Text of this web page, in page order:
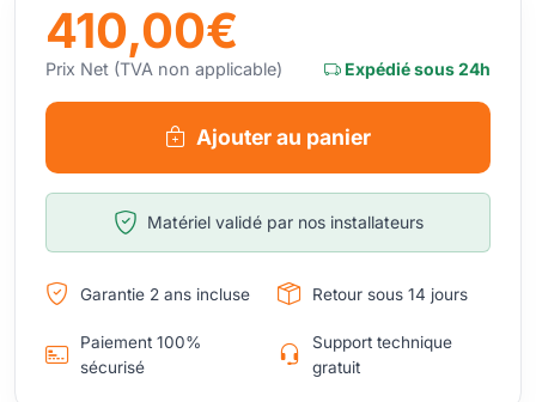
410,00€
Prix Net (TVA non applicable) Expédié sous 24h
Ajouter au panier
Matériel validé par nos installateurs
Garantie 2 ans incluse Retour sous 14 jours
Paiement 100%
sécurisé
Support technique
gratuit